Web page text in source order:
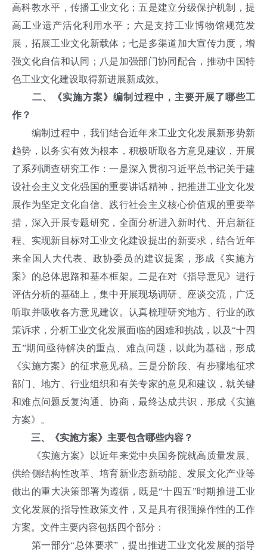
高科教水平，传播工业文化；五是建立分级保护机制，提
高工业遗产活化利用水平；六是支持工业博物馆规范发
展，拓展工业文化新载体；七是多渠道加大宣传力度，增
强文化自信和认同；八是加强部门协同配合，推动中国特
色工业文化建设取得新进展新成效。
二、《实施方案》编制过程中，主要开展了哪些工
作？
编制过程中，我们结合近年来工业文化发展新形势新
趋势，以务实有效为根本，积极听取各方意见建议，开展
了系列调查研究工作：一是深入贯彻习近平总书记关于建
设社会主义文化强国的重要讲话精神，把推进工业文化发
展作为坚定文化自信、践行社会主义核心价值观的重要举
措，深入开展专题研究，全面分析进入新时代、开启新征
程、实现新目标对工业文化建设提出的新要求，结合近年
来全国人大代表、政协委员的建议提案，形成《实施方
案》的总体思路和基本框架。二是在对《指导意见》进行
评估分析的基础上，集中开展现场调研、座谈交流，广泛
听取并吸收各方意见建议。认真梳理研究地方、行业的政
策诉求，分析工业文化发展面临的困难和挑战，以及“十四
五”期间亟待解决的重点、难点问题，以此为基础，形成
《实施方案》的征求意见稿。三是分阶段、有步骤地征求
部门、地方、行业组织和有关专家的意见和建议，就关键
和难点问题反复沟通、协商，最终达成共识，形成《实施
方案》。
三、《实施方案》主要包含哪些内容？
《实施方案》以近年来党中央国务院就高质量发展、
供给侧结构性改革、培育新业态新动能、发展文化产业等
做出的重大决策部署为遵循，既是“十四五”时期推进工业
文化发展的指导性政策文件，又是具有很强操作性的工作
方案。文件主要内容包括四个部分：
第一部分“总体要求”，提出推进工业文化发展的指导